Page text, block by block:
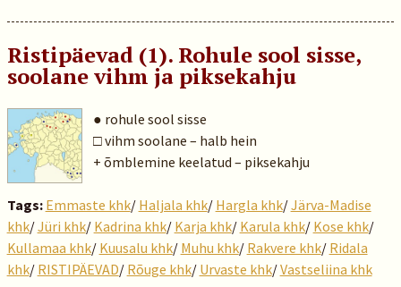
Ristipäevad (1). Rohule sool sisse,
soolane vihm ja piksekahju
● rohule sool sisse
□ vihm soolane – halb hein
+ õmblemine keelatud – piksekahju
Tags: Emmaste khk/ Haljala khk/ Hargla khk/Järva-Madise
khk/Jüri khk/ Kadrina khk/ Karja khk/ Karula khk/ Kose khk/
Kullamaa khk/ Kuusalu khk/ Muhu khk/ Rakvere khk/ Ridala
khk/ RISTIPÄEVAD/ Rõuge khk/ Urvaste khk/Vastseliina khk